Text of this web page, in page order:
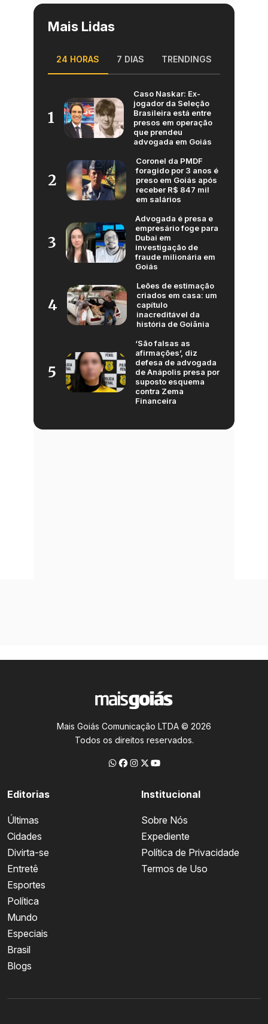
Mais Lidas
24 HORAS 7 DIAS TRENDINGS
1
Caso Naskar: Ex-
jogador da Seleção
Brasileira está entre
presos em operação
que prendeu
advogada em Goiás
2
Coronel da PMDF
foragido por 3 anos é
preso em Goiás após
receber R$ 847 mil
em salários
3
Advogada é presa e
empresário foge para
Dubai em
investigação de
fraude milionária em
Goiás
4
Leões de estimação
criados em casa: um
capítulo
inacreditável da
história de Goiânia
5
‘São falsas as
afirmações’, diz
defesa de advogada
de Anápolis presa por
suposto esquema
contra Zema
Financeira
Mais Goiás Comunicação LTDA © 2026
Todos os direitos reservados.
Editorias
Últimas
Cidades
Divirta-se
Entretê
Esportes
Política
Mundo
Especiais
Brasil
Blogs
Institucional
Sobre Nós
Expediente
Política de Privacidade
Termos de Uso